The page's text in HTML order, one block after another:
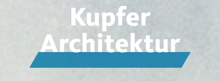
Kupfer
Architektur